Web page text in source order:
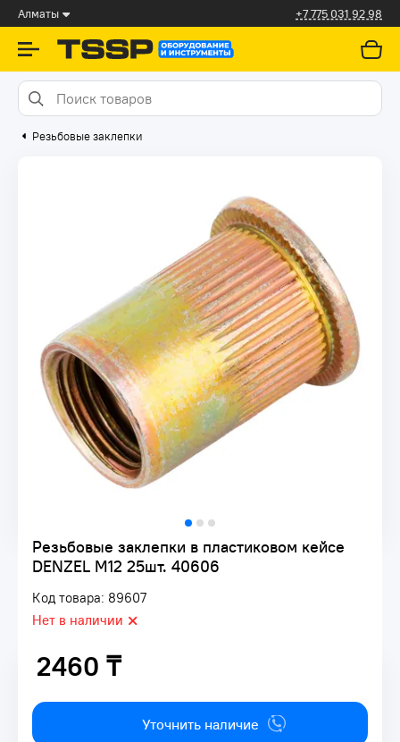
Алматы +7 775 031 92 98
Резьбовые заклепки
Резьбовые заклепки в пластиковом кейсе
DENZEL М12 25шт. 40606
Код товара: 89607
Нет в наличии
2460 ₸
2460 ₸
Уточнить наличие